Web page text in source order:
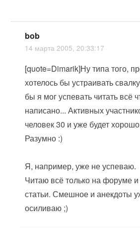
bob
14 марта 2005, 20:33:17
[quote=Dimarik]Ну типа того,
хотелось бы устраивать
бы я мог успевать читать всё
написано... Активных
человек 30 и уже будет
Разумно :)
Я, например, уже не успеваю.
Читаю всё только на форуме
статьи. Смешное и анекдоты
осиливаю ;)